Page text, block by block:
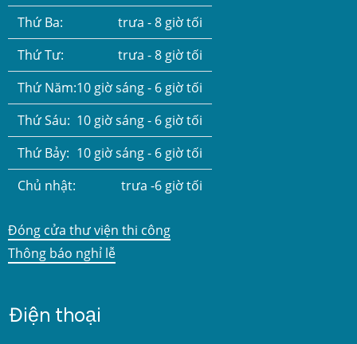
Thứ Ba:
trưa - 8 giờ tối
Thứ Tư:
trưa - 8 giờ tối
Thứ Năm:10 giờ sáng - 6 giờ tối
Thứ Sáu: 10 giờ sáng - 6 giờ tối
Thứ Bảy: 10 giờ sáng - 6 giờ tối
Chủ nhật:
trưa -6 giờ tối
Đóng cửa thư viện thi công
Thông báo nghỉ lễ
Điện thoại